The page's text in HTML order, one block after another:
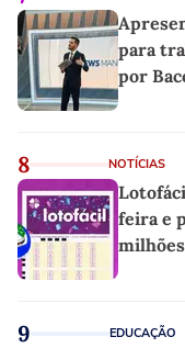
para
por
8 NOTÍCIAS
feira e
milhões
9 EDUCAÇÃO